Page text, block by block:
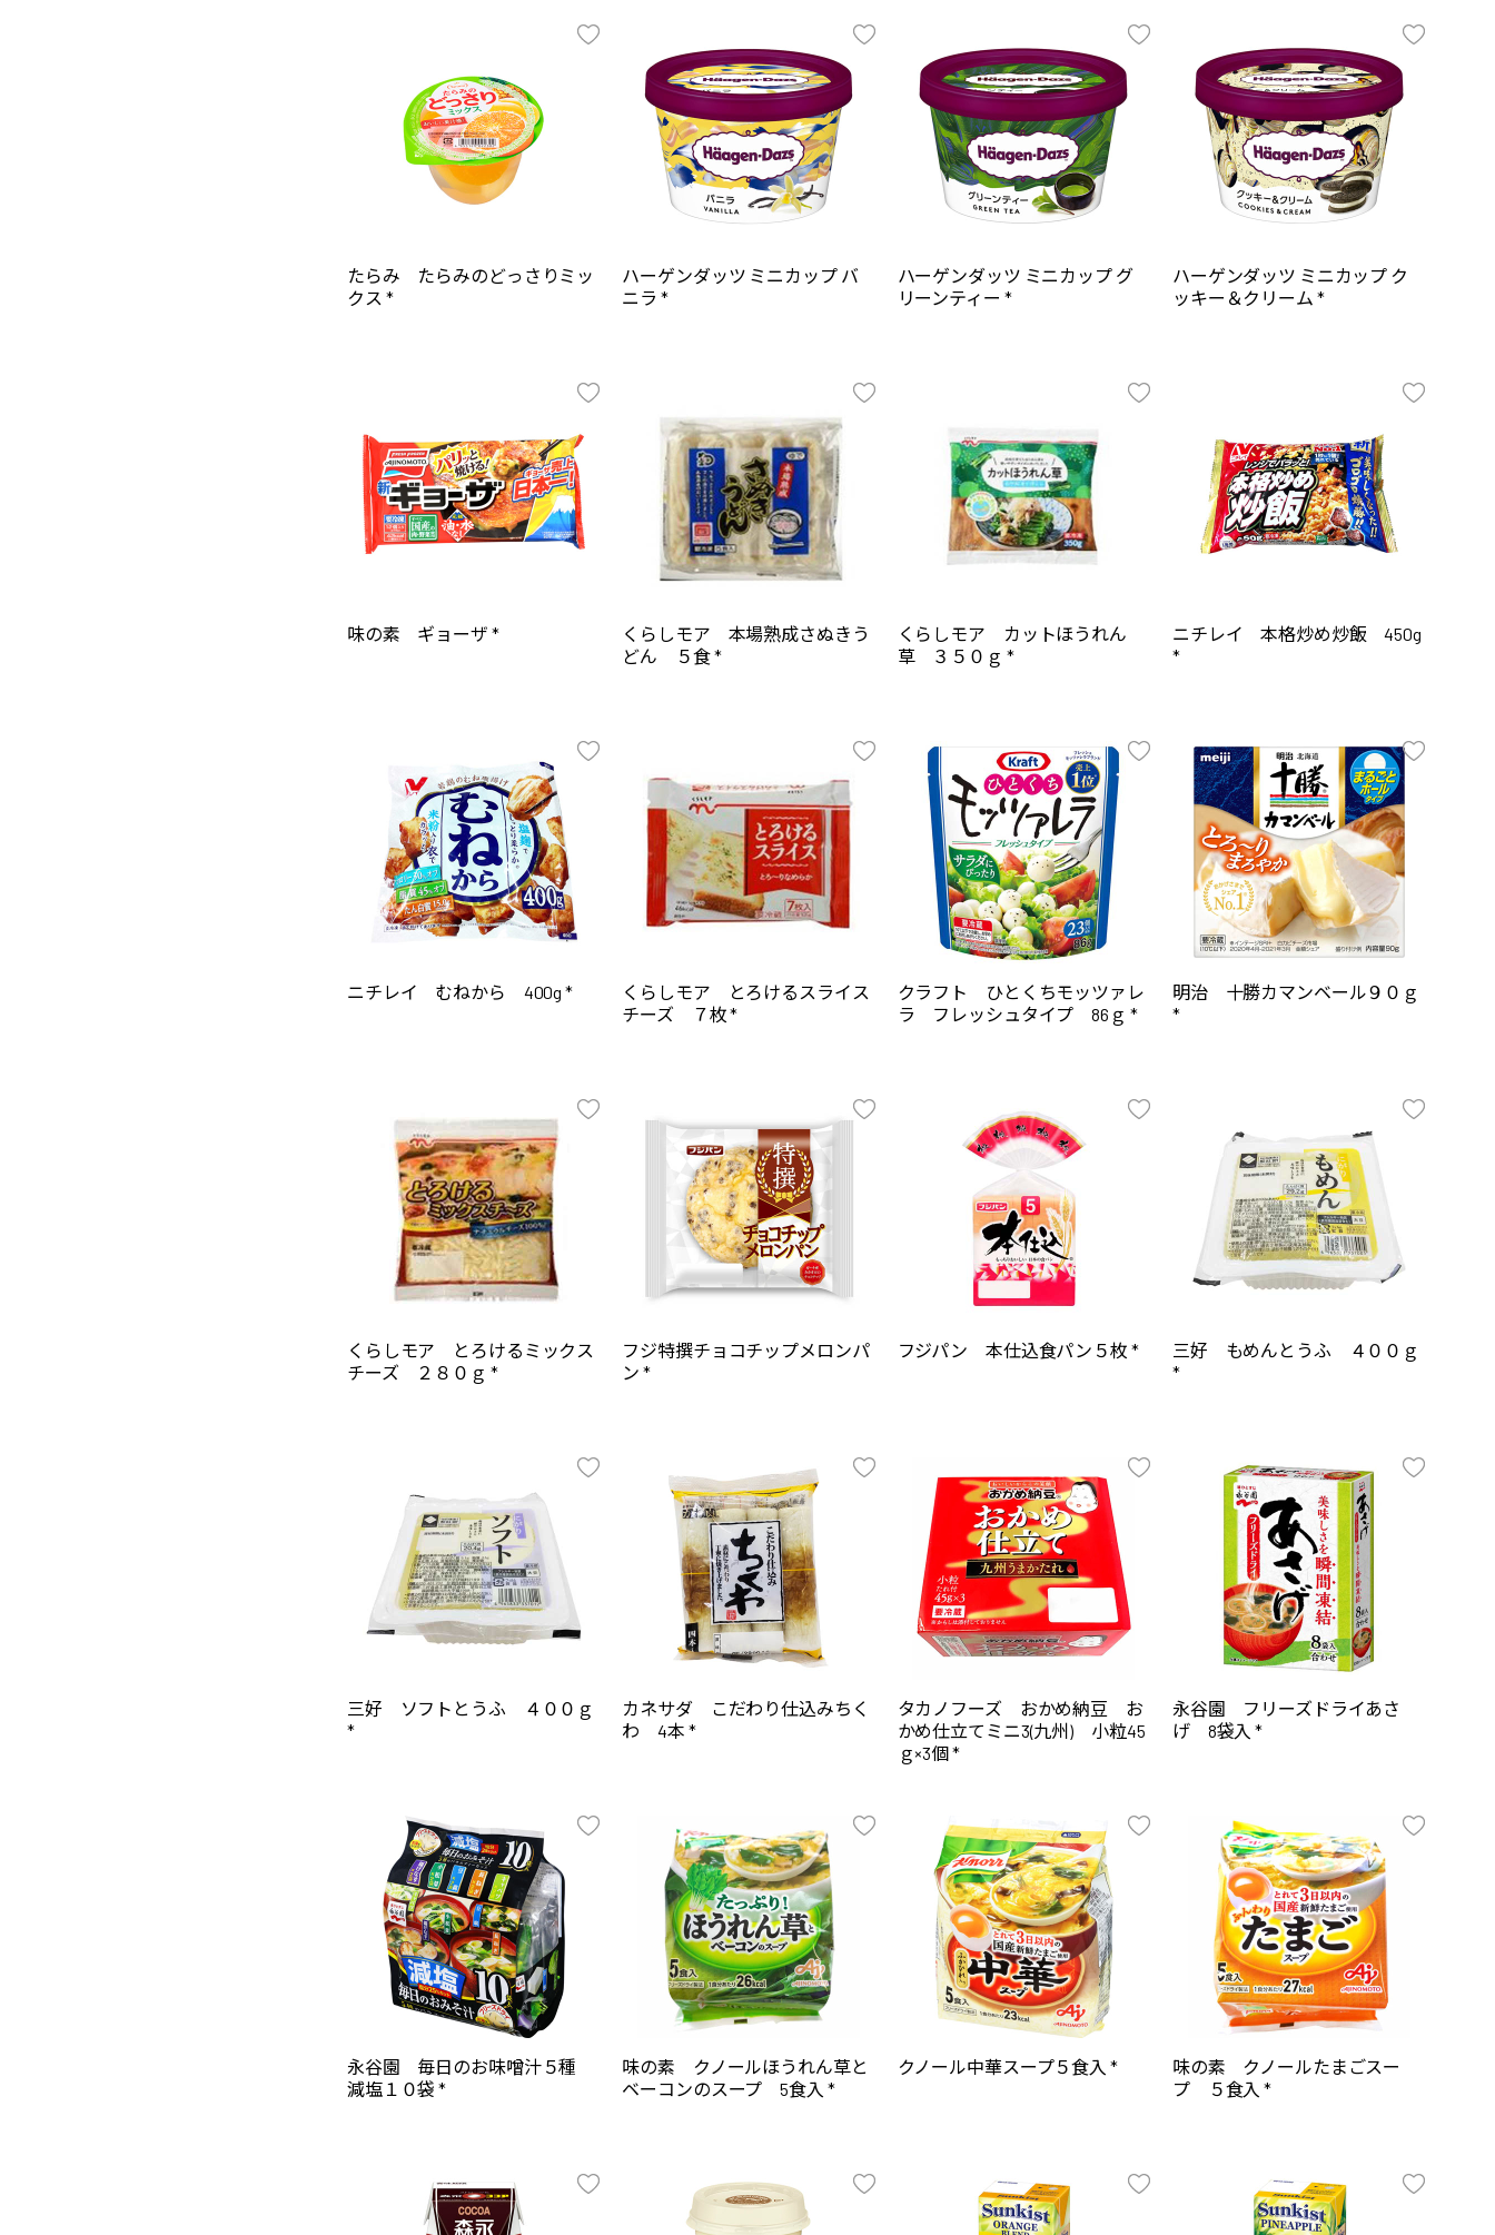
たらみ たらみのどっさりミッ
クス *
ハーゲンダッツ ミニカップ バ
ニラ *
ハーゲンダッツ ミニカップ グ
リーンティー *
ハーゲンダッツ ミニカップ ク
ッキー＆クリーム *
味の素 ギョーザ *
くらしモア 本場熟成さぬきう
どん ５食 *
くらしモア カットほうれん
草 ３５０ｇ *
ニチレイ 本格炒め炒飯 450g
*
ニチレイ むねから 400g *
くらしモア とろけるスライス
チーズ ７枚 *
クラフト ひとくちモッツァレ
ラ フレッシュタイプ 86ｇ *
明治 十勝カマンベール９０ｇ
*
くらしモア とろけるミックス
チーズ ２８０ｇ *
フジ特撰チョコチップメロンパ
ン *
フジパン 本仕込食パン５枚 *
三好 もめんとうふ ４００ｇ
*
三好 ソフトとうふ ４００ｇ
*
カネサダ こだわり仕込みちく
わ 4本 *
タカノフーズ おかめ納豆 お
かめ仕立てミニ3(九州) 小粒45
ｇ×3個 *
永谷園 フリーズドライあさ
げ 8袋入 *
永谷園 毎日のお味噌汁５種
減塩１０袋 *
味の素 クノールほうれん草と
ベーコンのスープ 5食入 *
クノール中華スープ５食入 *
味の素 クノールたまごスー
プ ５食入 *